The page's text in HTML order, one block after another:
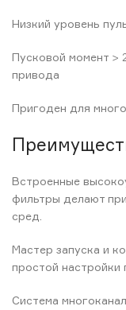
Низкий уровень
Пусковой момент >
привода
Пригоден для
Встроенные
фильтры делают
сред.
Мастер запуска и
простой настройки
Система